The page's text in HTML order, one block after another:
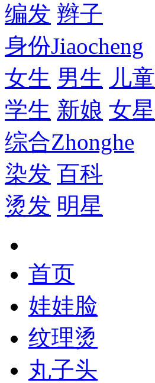
编发 辫子
身份Jiaocheng
女生 男生 儿童
学生 新娘 女星
综合Zhonghe
染发 百科
烫发 明星
首页
娃娃脸
纹理烫
丸子头